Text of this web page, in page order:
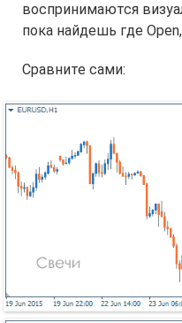
воспринимаются
пока найдешь где
Сравните сами: